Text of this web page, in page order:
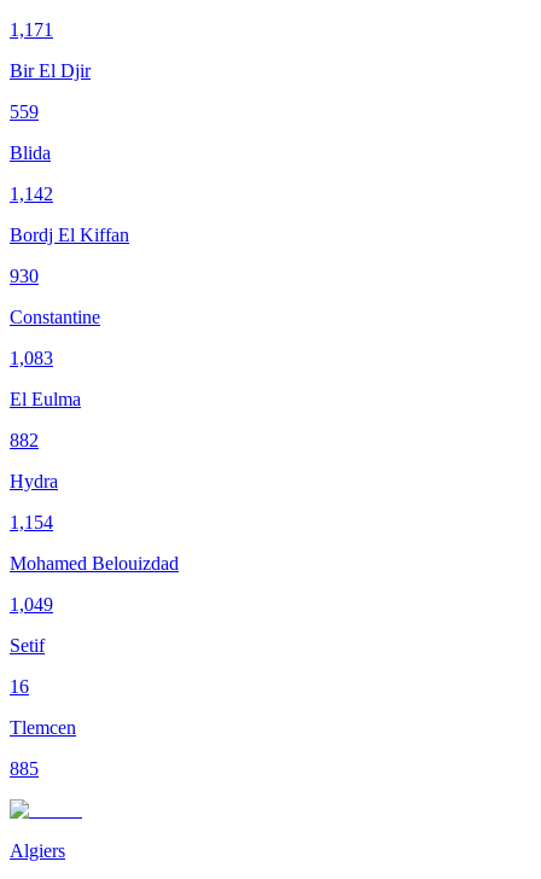
1,171
Bir El Djir
559
Blida
1,142
Bordj El Kiffan
930
Constantine
1,083
El Eulma
882
Hydra
1,154
Mohamed Belouizdad
1,049
Setif
16
Tlemcen
885
Algiers